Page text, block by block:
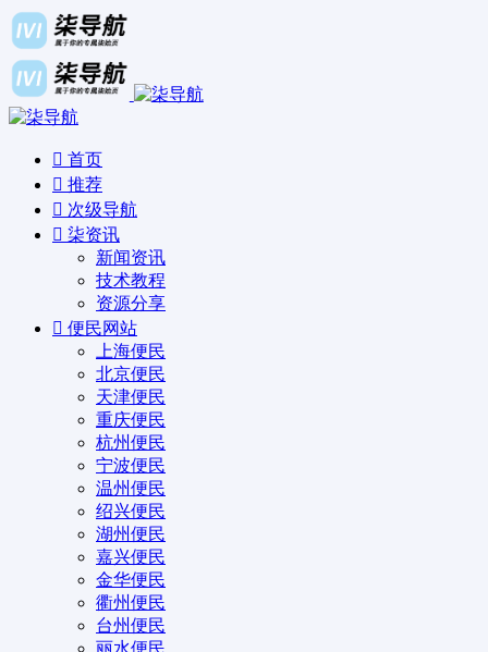
首页
推荐
次级导航
柒资讯
新闻资讯
技术教程
资源分享
便民网站
上海便民
北京便民
天津便民
重庆便民
杭州便民
宁波便民
温州便民
绍兴便民
湖州便民
嘉兴便民
金华便民
衢州便民
台州便民
丽水便民